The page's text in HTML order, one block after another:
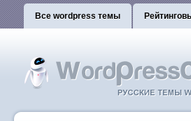
Все wordpress темы